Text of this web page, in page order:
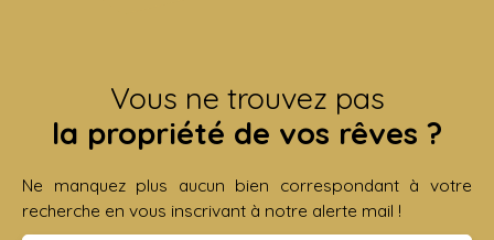
Vous ne trouvez pas
la propriété de vos rêves ?
Ne manquez plus aucun bien correspondant à votre
recherche en vous inscrivant à notre alerte mail !